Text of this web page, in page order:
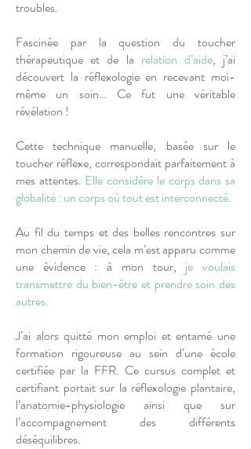
troubles.
Fascinée par la question du toucher
thérapeutique et de la relation d’aide, j’ai
découvert la réflexologie en recevant moi-
même un soin… Ce fut une véritable
révélation !
Cette technique manuelle, basée sur le
toucher réflexe, correspondait parfaitement à
mes attentes. Elle considère le corps dans sa
globalité : un corps où tout est interconnecté.
Au fil du temps et des belles rencontres sur
mon chemin de vie, cela m’est apparu comme
une évidence : à mon tour, je voulais
transmettre du bien-être et prendre soin des
autres.
J’ai alors quitté mon emploi et entamé une
formation rigoureuse au sein d’une école
certifiée par la FFR. Ce cursus complet et
certifiant portait sur la réflexologie plantaire,
l’anatomie-physiologie ainsi que sur
l’accompagnement des différents
déséquilibres.